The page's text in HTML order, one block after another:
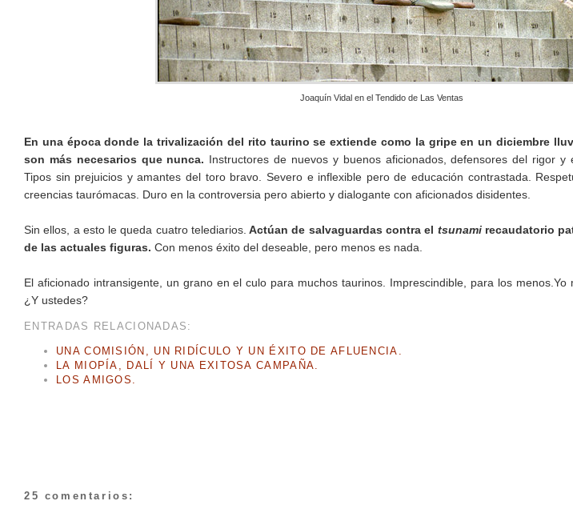
Joaquín Vidal en el Tendido de Las Ventas
En una época donde la trivalización del rito taurino se extiende como la gripe en un diciembre
son más necesarios que nunca. Instructores de nuevos y buenos aficionados, defensores del rigor y
Tipos sin prejuicios y amantes del toro bravo. Severo e inflexible pero de educación contrastada.
creencias taurómacas. Duro en la controversia pero abierto y dialogante con aficionados disidentes.
Sin ellos, a esto le queda cuatro telediarios. Actúan de salvaguardas contra el tsunamirecaudatorio
de las actuales figuras. Con menos éxito del deseable, pero menos es nada.
El aficionado intransigente, un grano en el culo para muchos taurinos. Imprescindible, para los menos.Yo
¿Y ustedes?
ENTRADAS RELACIONADAS:
UNA COMISIÓN, UN RIDÍCULO Y UN ÉXITO DE AFLUENCIA.
LA MIOPÍA, DALÍ Y UNA EXITOSA CAMPAÑA.
LOS AMIGOS.
25 comentarios: